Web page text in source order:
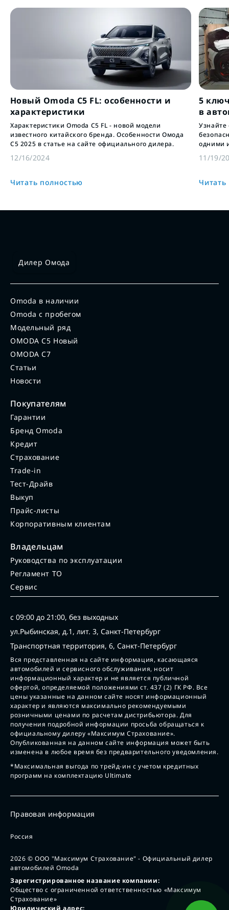
Новый Omoda C5 FL: особенности и
характеристики
Характеристики Omoda C5 FL - новой модели
известного китайского бренда. Особенности Омода
С5 2025 в статье на сайте официального дилера.
12/16/2024
Читать полностью
5
в
Узнайте
одними
11/19/
Дилер Омода
Omoda в наличии
Omoda с пробегом
Модельный ряд
OMODA C5 Новый
OMODA C7
Статьи
Новости
Покупателям
Гарантии
Бренд Omoda
Кредит
Страхование
Trade-in
Тест-Драйв
Выкуп
Прайс-листы
Корпоративным клиентам
Владельцам
Руководства по эксплуатации
Регламент ТО
Сервис
с 09:00 до 21:00, без выходных
ул.Рыбинская, д.1, лит. 3, Санкт-Петербург
Транспортная территория, 6, Санкт-Петербург
Вся представленная на сайте информация, касающаяся
автомобилей и сервисного обслуживания, носит
информационный характер и не является публичной
офертой, определяемой положениями ст. 437 (2) ГК РФ. Все
цены указанные на данном сайте носят информационный
характер и являются максимально рекомендуемыми
розничными ценами по расчетам дистрибьютора. Для
получения подробной информации просьба обращаться к
официальному дилеру «Максимум Страхование».
Опубликованная на данном сайте информация может быть
изменена в любое время без предварительного уведомления.
*Максимальная выгода по трейд-ин с учетом кредитных
программ на комплектацию Ultimate
Правовая информация
Россия
2026 © ООО "Максимум Страхование" - Официальный дилер
автомобилей Omoda
Зарегистрированное название компании:
Общество с ограниченной ответственностью «Максимум
Страхование»